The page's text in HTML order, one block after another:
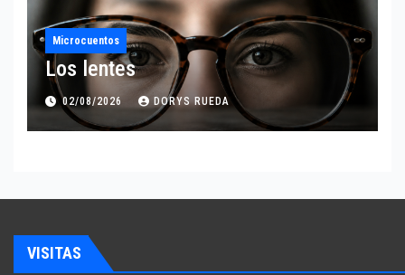
Microcuentos
Los lentes
02/08/2026 DORYS RUEDA
VISITAS